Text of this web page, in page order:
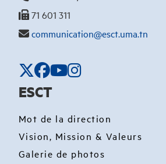
71 601 311
communication@esct.uma.tn
ESCT
Mot de la direction
Vision, Mission & Valeurs
Galerie de photos